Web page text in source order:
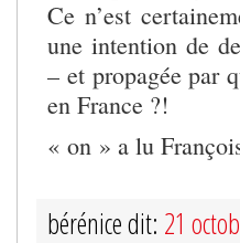
Ce n’est
une intention de
– et propagée par
en France ?!
« on » a lu
bérénice dit: 21